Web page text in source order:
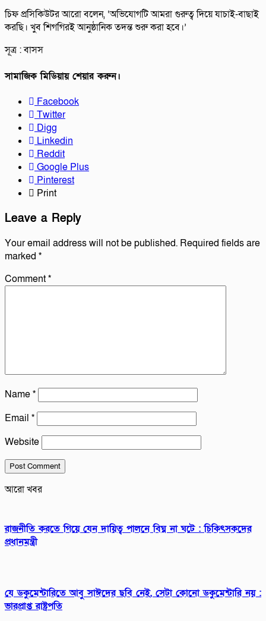
চিফ প্রসিকিউটর আরো বলেন, ‘অভিযোগটি আমরা গুরুত্ব দিয়ে যাচাই-বাছাই
করছি। খুব শিগগিরই আনুষ্ঠানিক তদন্ত শুরু করা হবে।’
সূত্র : বাসস
সামাজিক মিডিয়ায় শেয়ার করুন।
Facebook
Twitter
Digg
Linkedin
Reddit
Google Plus
Pinterest
Print
Leave a Reply
Your email address will not be published. Required fields are
marked *
Comment*
Name*
Email *
Website
আরো খবর
রাজনীতি করতে গিয়ে যেন দায়িত্ব পালনে বিঘ্ন না ঘটে : চিকিৎসকদের
প্রধানমন্ত্রী
যে ডকুমেন্টারিতে আবু সাঈদের ছবি নেই, সেটা কোনো ডকুমেন্টারি নয় :
ভারপ্রাপ্ত রাষ্ট্রপতি